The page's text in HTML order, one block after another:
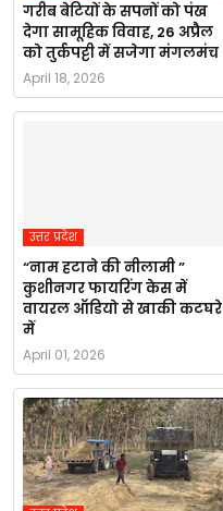
गरीब बेटियों के सपनों को पंख
देगा सामूहिक विवाह, 26 अप्रैल
को तुर्कपट्टी में सजेगा मंगलमंच
April 18, 2026
उत्तर प्रदेश
“नाम हटाने की नीलामी ”
कुशीनगर फायरिंग केस में
वायरल ऑडियो से खाकी कटघरे
में
April 01, 2026